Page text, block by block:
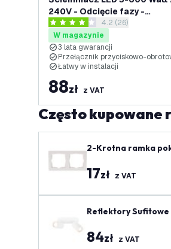
240V - Odcięcie fazy -
Uniwersalny - Kompletny -
otwórz panel
4.2 Gwiazdki oceny
4.2 (26)
W magazynie
3 lata gwarancji
Przełącznik przyciskowo-
Łatwy w instalacji
88zł z VAT
Często kupowane
2-Krotna ramka
17zł z VAT
Reflektory Sufitowe
84zł z VAT